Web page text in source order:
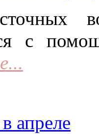
с
апреле